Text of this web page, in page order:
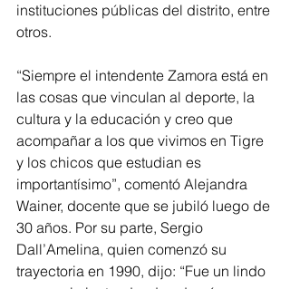
instituciones públicas del distrito, entre
otros.
“Siempre el intendente Zamora está en
las cosas que vinculan al deporte, la
cultura y la educación y creo que
acompañar a los que vivimos en Tigre
y los chicos que estudian es
importantísimo”, comentó Alejandra
Wainer, docente que se jubiló luego de
30 años. Por su parte, Sergio
Dall’Amelina, quien comenzó su
trayectoria en 1990, dijo: “Fue un lindo